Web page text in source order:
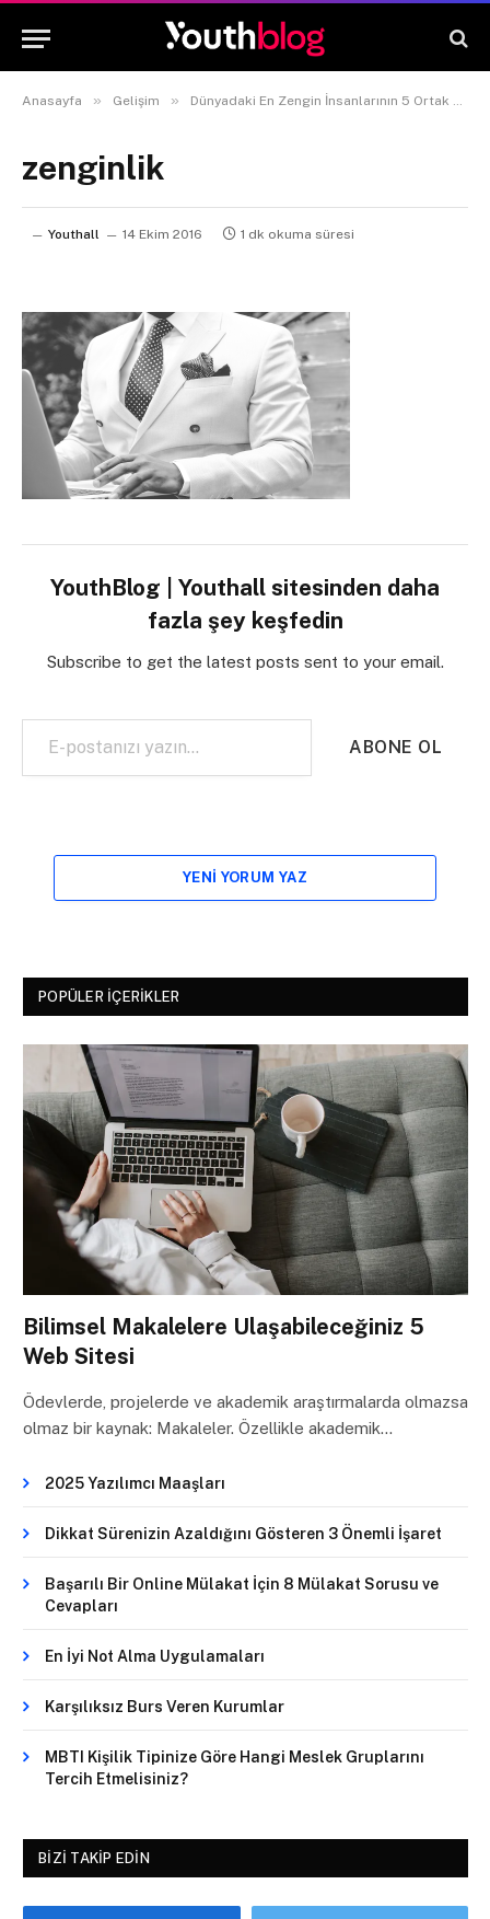
Anasayfa » Gelişim » Dünyadaki En Zengin İnsanlarının 5 Ortak Noktası
zenginlik
Youthall 14 Ekim 2016 1 dk okuma süresi
YouthBlog | Youthall sitesinden daha
fazla şey keşfedin
Subscribe to get the latest posts sent to your email.
E-postanızı yazın…
ABONE OL
YENI YORUM YAZ
POPÜLER İÇERIKLER
Bilimsel Makalelere Ulaşabileceğiniz 5
Web Sitesi
Ödevlerde, projelerde ve akademik araştırmalarda olmazsa
olmaz bir kaynak: Makaleler. Özellikle akademik…
2025 Yazılımcı Maaşları
Dikkat Sürenizin Azaldığını Gösteren 3 Önemli İşaret
Başarılı Bir Online Mülakat İçin 8 Mülakat Sorusu ve
Cevapları
En İyi Not Alma Uygulamaları
Karşılıksız Burs Veren Kurumlar
MBTI Kişilik Tipinize Göre Hangi Meslek Gruplarını
Tercih Etmelisiniz?
BIZI TAKIP EDIN